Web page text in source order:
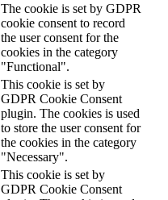
The cookie is set by GDPR
cookie consent to record
the user consent for the
cookies in the category
"Functional".
This cookie is set by
GDPR Cookie Consent
plugin. The cookies is used
to store the user consent for
the cookies in the category
"Necessary".
This cookie is set by
GDPR Cookie Consent